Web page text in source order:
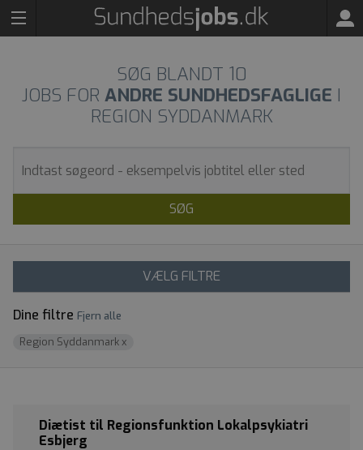
SØG BLANDT 10
JOBS FOR ANDRE SUNDHEDSFAGLIGE I
REGION SYDDANMARK
SØG
VÆLG FILTRE
Dine filtre Fjern alle
Region Syddanmarkx
Diætist til Regionsfunktion Lokalpsykiatri
Esbjerg